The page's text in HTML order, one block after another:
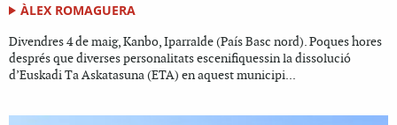
ÀLEX ROMAGUERA
Divendres 4 de maig, Kanbo, Iparralde (País Basc nord). Poques hores
després que diverses personalitats escenifiquessin la dissolució
d’Euskadi Ta Askatasuna (ETA) en aquest municipi...